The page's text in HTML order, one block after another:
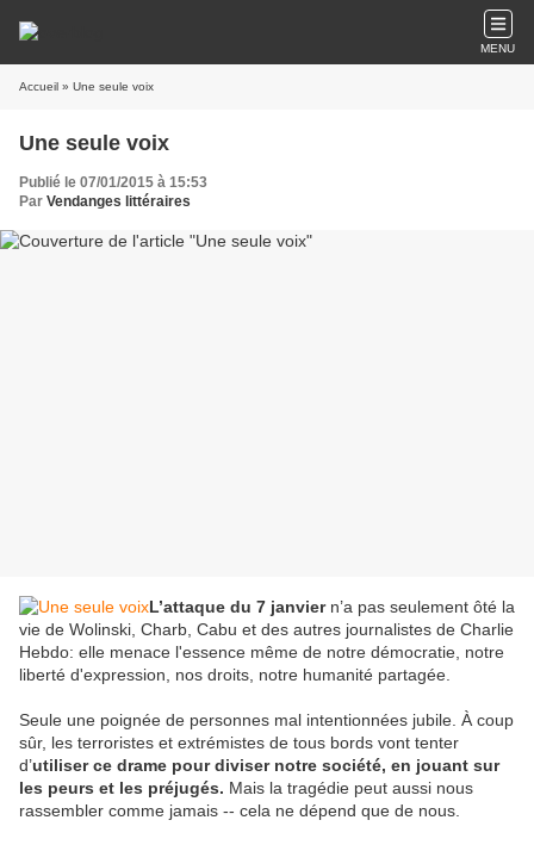
MENU
Accueil » Une seule voix
Une seule voix
Publié le 07/01/2015 à 15:53
Par Vendanges littéraires
L’attaque du 7 janviern’a pas seulement ôté la
vie de Wolinski, Charb, Cabu et des autres journalistes de Charlie
Hebdo: elle menace l'essence même de notre démocratie, notre
liberté d'expression, nos droits, notre humanité partagée.
Seule une poignée de personnes mal intentionnées jubile. À coup
sûr, les terroristes et extrémistes de tous bords vont tenter
d’utiliser ce drame pour diviser notre société, en jouant sur
les peurs et les préjugés. Mais la tragédie peut aussi nous
rassembler comme jamais -- cela ne dépend que de nous.